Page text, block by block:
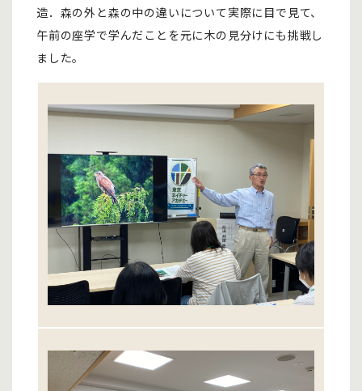
造．森の外と森の中の違いについて実際に目で見て、
午前の座学で学んだことを元に木の見分けにも挑戦し
ました。